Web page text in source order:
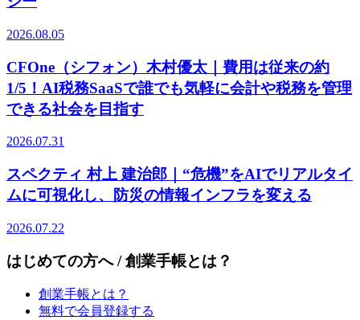
2026.08.05
CFOne（シフォン）木村優太｜費用は従来の約
1/5！AI税務SaaSで誰でも気軽に会計や税務を管理
できる社会を目指す
2026.07.31
スペクティ 村上 建治郎｜“危機”をAIでリアルタイ
ムに可視化し、防災の情報インフラを変える
2026.07.22
はじめての方へ / 創業手帳とは？
創業手帳とは？
無料で会員登録する